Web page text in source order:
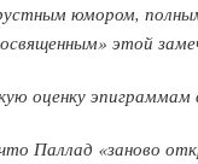
юмором,
этой
оценку
Паллад «заново